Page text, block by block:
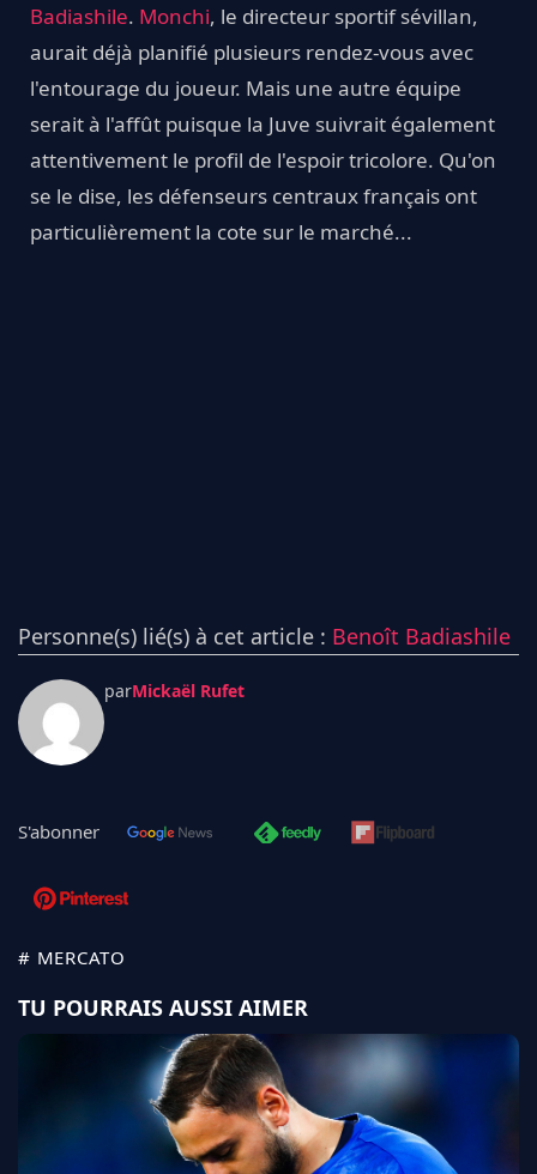
Badiashile. Monchi, le directeur sportif sévillan,
aurait déjà planifié plusieurs rendez-vous avec
l'entourage du joueur. Mais une autre équipe
serait à l'affût puisque la Juve suivrait également
attentivement le profil de l'espoir tricolore. Qu'on
se le dise, les défenseurs centraux français ont
particulièrement la cote sur le marché...
Personne(s) lié(s) à cet article : Benoît Badiashile
parMickaël Rufet
S'abonner
# MERCATO
TU POURRAIS AUSSI AIMER